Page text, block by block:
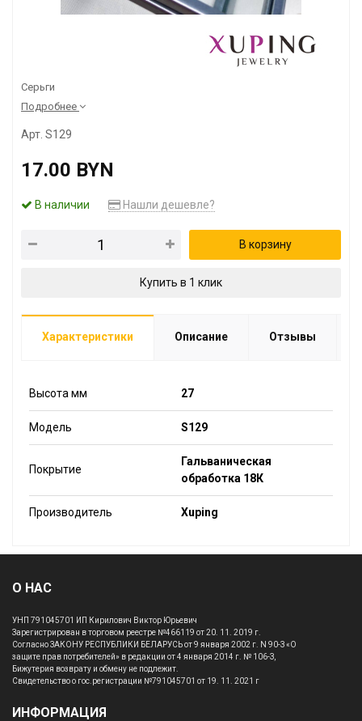
Серьги
Подробнее
Арт. S129
17.00 BYN
В наличии Нашли дешевле?
В корзину
Купить в 1 клик
Характеристики Описание Отзывы
Высота мм 27
Модель S129
Покрытие
Гальваническая
обработка 18К
Производитель Xuping
О НАС
УНП 791045701 ИП Кирилович Виктор Юрьевич
Зарегистрирован в торговом реестре №466119 от 20. 11. 2019 г.
Согласно ЗАКОНУ РЕСПУБЛИКИ БЕЛАРУСЬ от 9 января 2002 г. N 90-З «О
защите прав потребителей» в редакции от 4 января 2014 г. № 106-З,
Бижутерия возврату и обмену не подлежит.
Свидетельство о гос.регистрации №791045701 от 19. 11. 2021 г
ИНФОРМАЦИЯ